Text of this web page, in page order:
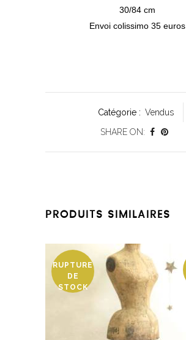
30/84 cm
Envoi colissimo 35 euros
Catégorie : Vendus
SHARE ON:
PRODUITS SIMILAIRES
RUPTURE
DE
STOCK